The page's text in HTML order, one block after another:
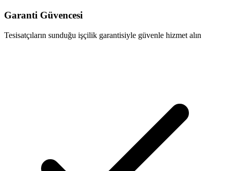
Garanti Güvencesi
Tesisatçıların sunduğu işçilik garantisiyle güvenle hizmet alın